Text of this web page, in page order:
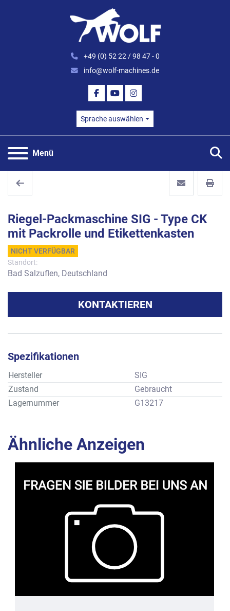
+49 (0) 52 22 / 98 47 - 0
info@wolf-machines.de
FACEBOOK
YOUTUBEINSTAGRAM
Sprache auswählen
Menü
Riegel-Packmaschine SIG - Type CK
mit Packrolle und Etikettenkasten
NICHT VERFÜGBAR
Standort:
Bad Salzuflen, Deutschland
KONTAKTIEREN
Spezifikationen
Hersteller
SIG
Zustand
Gebraucht
Lagernummer
G13217
Ähnliche Anzeigen